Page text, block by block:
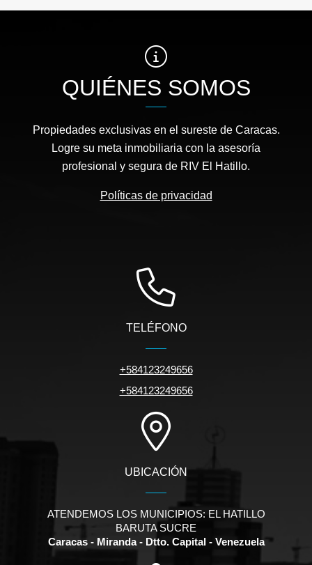
QUIÉNES SOMOS
Propiedades exclusivas en el sureste de Caracas.
Logre su meta inmobiliaria con la asesoría
profesional y segura de RIV El Hatillo.
Políticas de privacidad
TELÉFONO
+584123249656
+584123249656
UBICACIÓN
ATENDEMOS LOS MUNICIPIOS: EL HATILLO
BARUTA SUCRE
Caracas - Miranda - Dtto. Capital - Venezuela